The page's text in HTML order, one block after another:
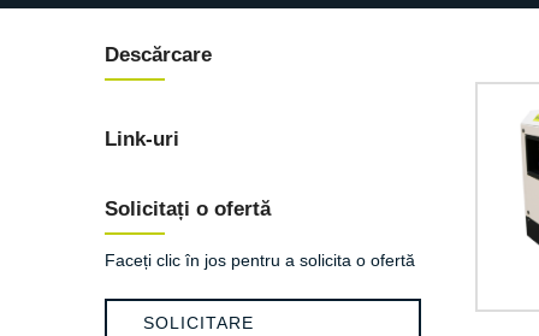
Descărcare
Link-uri
Solicitați o ofertă
Faceți clic în jos pentru a solicita o ofertă
SOLICITARE